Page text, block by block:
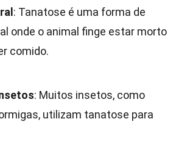
: Tanatose é uma forma de
onde o animal finge estar morto
comido.
: Muitos insetos, como
utilizam tanatose para